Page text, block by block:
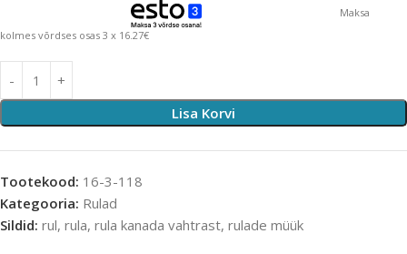
Maksa
kolmes võrdses osas 3 x 16.27€
Lisa Korvi
Tootekood: 16-3-118
Kategooria: Rulad
Sildid: rul, rula, rula kanada vahtrast, rulade müük